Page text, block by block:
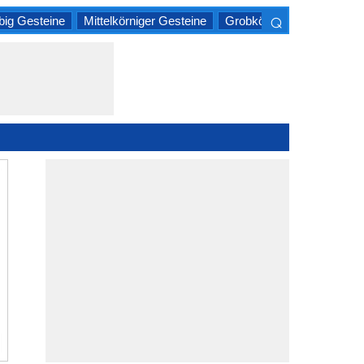
Gesteine Mittelkörniger Gesteine Grobkörnige Gesteine
⌕